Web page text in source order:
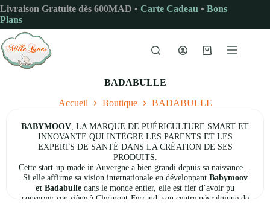
Passer
au
contenu
Livraison Gratuite dès 600MAD • Carte Cadeau • Bons
Plans
Panier
BADABULLE
Accueil Boutique BADABULLE
BABYMOOV , LA MARQUE DE PUÉRICULTURE SMART ET
INNOVANTE QUI INTÈGRE LES PARENTS ET LES
EXPERTS DE SANTÉ DANS LA CRÉATION DE SES
PRODUITS.
Cette start-up made in Auvergne a bien grandi depuis sa naissance…
Si elle affirme sa vision internationale en développant Babymoov
et Badabulle dans le monde entier, elle est fier d’avoir pu
conserver son siège à Clermont-Ferrand, son centre névralgique de